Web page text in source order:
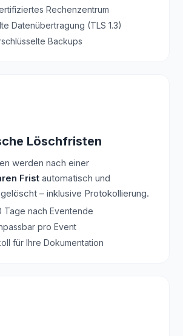
Rechenzentrum
Datenübertragung (TLS 1.3)
Backups
Löschfristen
werden nach einer
Frist automatisch und
– inklusive Protokollierung.
Tage nach Eventende
pro Event
für Ihre Dokumentation